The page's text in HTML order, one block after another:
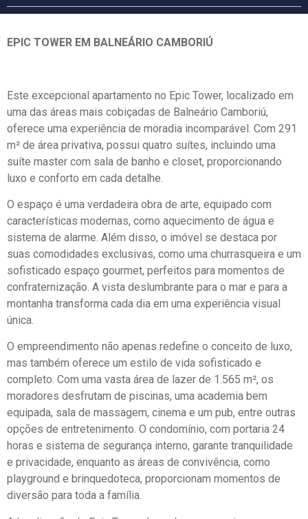
EPIC TOWER EM BALNEÁRIO CAMBORIÚ
Este excepcional apartamento no Epic Tower, localizado em
uma das áreas mais cobiçadas de Balneário Camboriú,
oferece uma experiência de moradia incomparável. Com 291
m² de área privativa, possui quatro suítes, incluindo uma
suíte master com sala de banho e closet, proporcionando
luxo e conforto em cada detalhe.
O espaço é uma verdadeira obra de arte, equipado com
características modernas, como aquecimento de água e
sistema de alarme. Além disso, o imóvel se destaca por
suas comodidades exclusivas, como uma churrasqueira e um
sofisticado espaço gourmet, perfeitos para momentos de
confraternização. A vista deslumbrante para o mar e para a
montanha transforma cada dia em uma experiência visual
única.
O empreendimento não apenas redefine o conceito de luxo,
mas também oferece um estilo de vida sofisticado e
completo. Com uma vasta área de lazer de 1.565 m², os
moradores desfrutam de piscinas, uma academia bem
equipada, sala de massagem, cinema e um pub, entre outras
opções de entretenimento. O condomínio, com portaria 24
horas e sistema de segurança interno, garante tranquilidade
e privacidade, enquanto as áreas de convivência, como
playground e brinquedoteca, proporcionam momentos de
diversão para toda a família.